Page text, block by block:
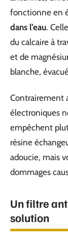
fonctionne en
dans l’eau.
du calcaire à
et de
blanche,
Contrairement
électroniques
empêchent
résine
adoucie, mais
dommages
Un filtre
solution